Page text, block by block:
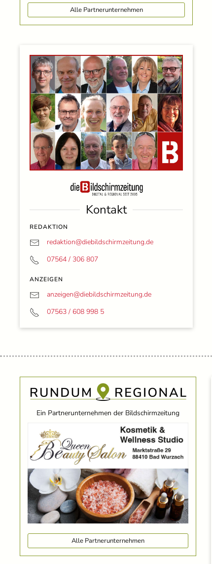
Alle Partnerunternehmen
Kontakt
REDAKTION
redaktion@diebildschirmzeitung.de
07564 / 306 807
ANZEIGEN
anzeigen@diebildschirmzeitung.de
07563 / 608 998 5
Ein Partnerunternehmen der Bildschirmzeitung
Alle Partnerunternehmen